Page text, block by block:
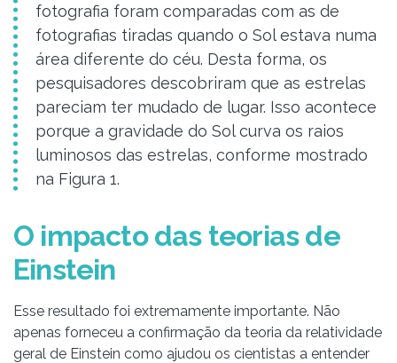
fotografia foram comparadas com as de
fotografias tiradas quando o Sol estava numa
área diferente do céu. Desta forma, os
pesquisadores descobriram que as estrelas
pareciam ter mudado de lugar. Isso acontece
porque a gravidade do Sol curva os raios
luminosos das estrelas, conforme mostrado
na Figura 1.
O impacto das teorias de
Einstein
Esse resultado foi extremamente importante. Não
apenas forneceu a confirmação da teoria da relatividade
geral de Einstein como ajudou os cientistas a entender